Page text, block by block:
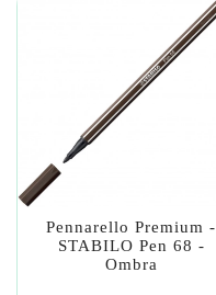
Pennarello Premium -
STABILO Pen 68 -
Ombra